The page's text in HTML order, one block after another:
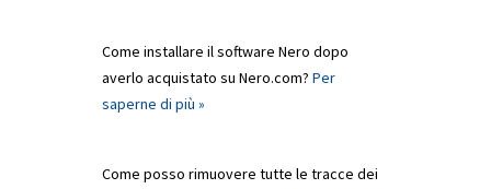
Come installare il software Nero dopo
averlo acquistato su Nero.com? Per
saperne di più »
Come posso rimuovere tutte le tracce dei